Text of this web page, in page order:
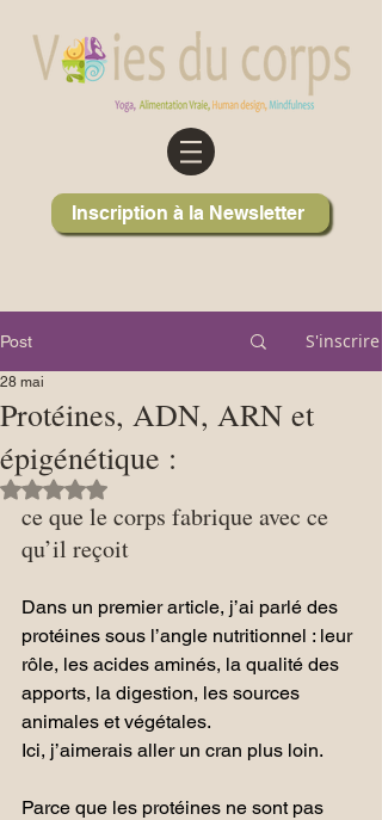
Inscription à la Newsletter
Post S'inscrire
Protéines, ADN, ARN et
épigénétique :
28 mai
Noté NaN étoiles sur 5.
ce que le corps fabrique avec ce
qu’il reçoit
Dans un premier article, j’ai parlé des
protéines sous l’angle nutritionnel : leur
rôle, les acides aminés, la qualité des
apports, la digestion, les sources
animales et végétales.
Ici, j’aimerais aller un cran plus loin.
Parce que les protéines ne sont pas